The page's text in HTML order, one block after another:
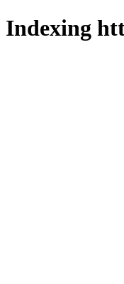
Indexing